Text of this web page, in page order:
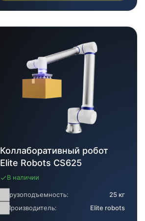
Коллаборативный робот
Elite Robots CS625
В наличии
Грузоподъемность:
25 кг
Производитель:
Elite robots